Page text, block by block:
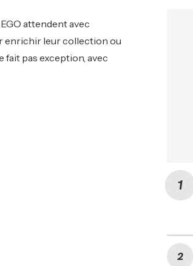
attendent avec
enrichir leur collection ou
fait pas exception, avec